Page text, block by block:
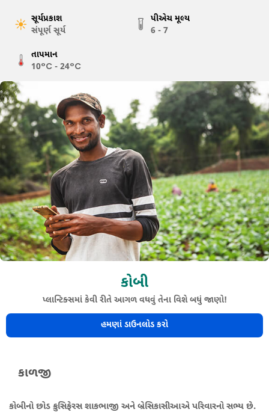
સૂર્યપ્રકાશ
સંપૂર્ણ સૂર્ય
પીએચ મૂલ્ય
6 - 7
તાપમાન
10°C - 24°C
કોબી
પ્લાન્ટિક્સમાં કેવી રીતે આગળ વધવું તેના વિશે બધું જાણો!
હમણાં ડાઉનલોડ કરો
કાળજી
કોબીનો છોડ ક્રુસિફેરસ શાકભાજી અને બ્રેસિકાસીઆએ પરિવારનો સભ્ય છે.